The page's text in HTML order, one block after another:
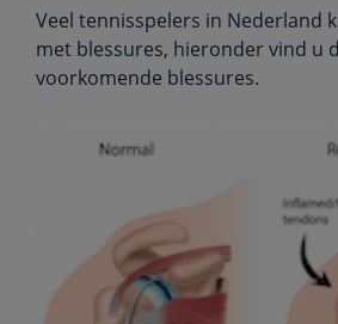
Veel tennisspelers in Nederland
met blessures, hieronder vind u
voorkomende blessures.